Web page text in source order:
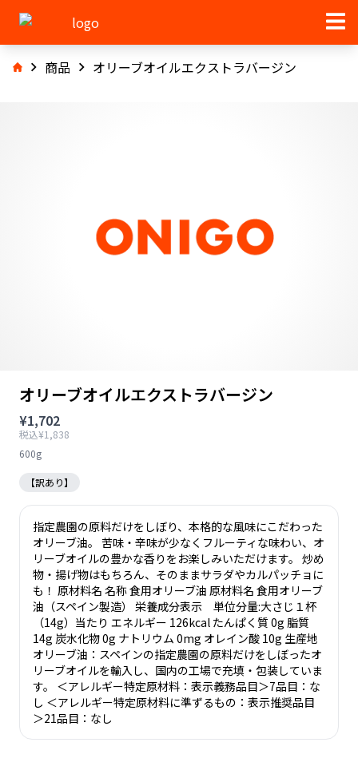
商品 オリーブオイルエクストラバージン
オリーブオイルエクストラバージン
¥1,702
税込¥1,838
600g
【訳あり】
指定農園の原料だけをしぼり、本格的な風味にこだわった
オリーブ油。 苦味・辛味が少なくフルーティな味わい、オ
リーブオイルの豊かな香りをお楽しみいただけます。 炒め
物・揚げ物はもちろん、そのままサラダやカルパッチョに
も！ 原材料名 名称 食用オリーブ油 原材料名 食用オリーブ
油（スペイン製造） 栄養成分表示 単位分量:大さじ１杯
（14g）当たり エネルギー 126kcal たんぱく質 0g 脂質
14g 炭水化物 0g ナトリウム 0mg オレイン酸 10g 生産地
オリーブ油：スペインの指定農園の原料だけをしぼったオ
リーブオイルを輸入し、国内の工場で充填・包装していま
す。 ＜アレルギー特定原材料：表示義務品目＞7品目：な
し ＜アレルギー特定原材料に準ずるもの：表示推奨品目
＞21品目：なし